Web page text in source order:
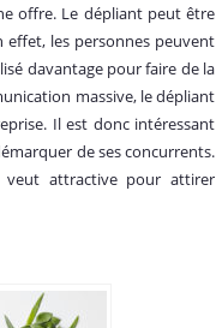
offre. Le dépliant peut être
effet, les personnes peuvent
davantage pour faire de la
massive, le dépliant
Il est donc intéressant
de ses concurrents.
veut attractive pour attirer